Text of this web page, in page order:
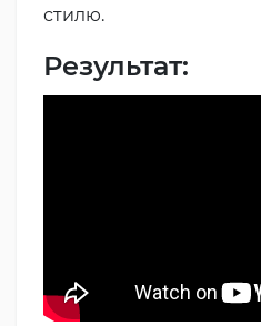
стилю.
Результат: